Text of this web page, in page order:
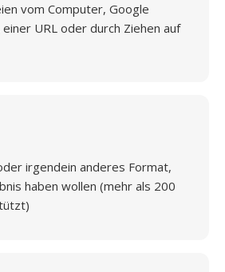
vom Computer, Google
URL oder durch Ziehen auf
irgendein anderes Format,
haben wollen (mehr als 200